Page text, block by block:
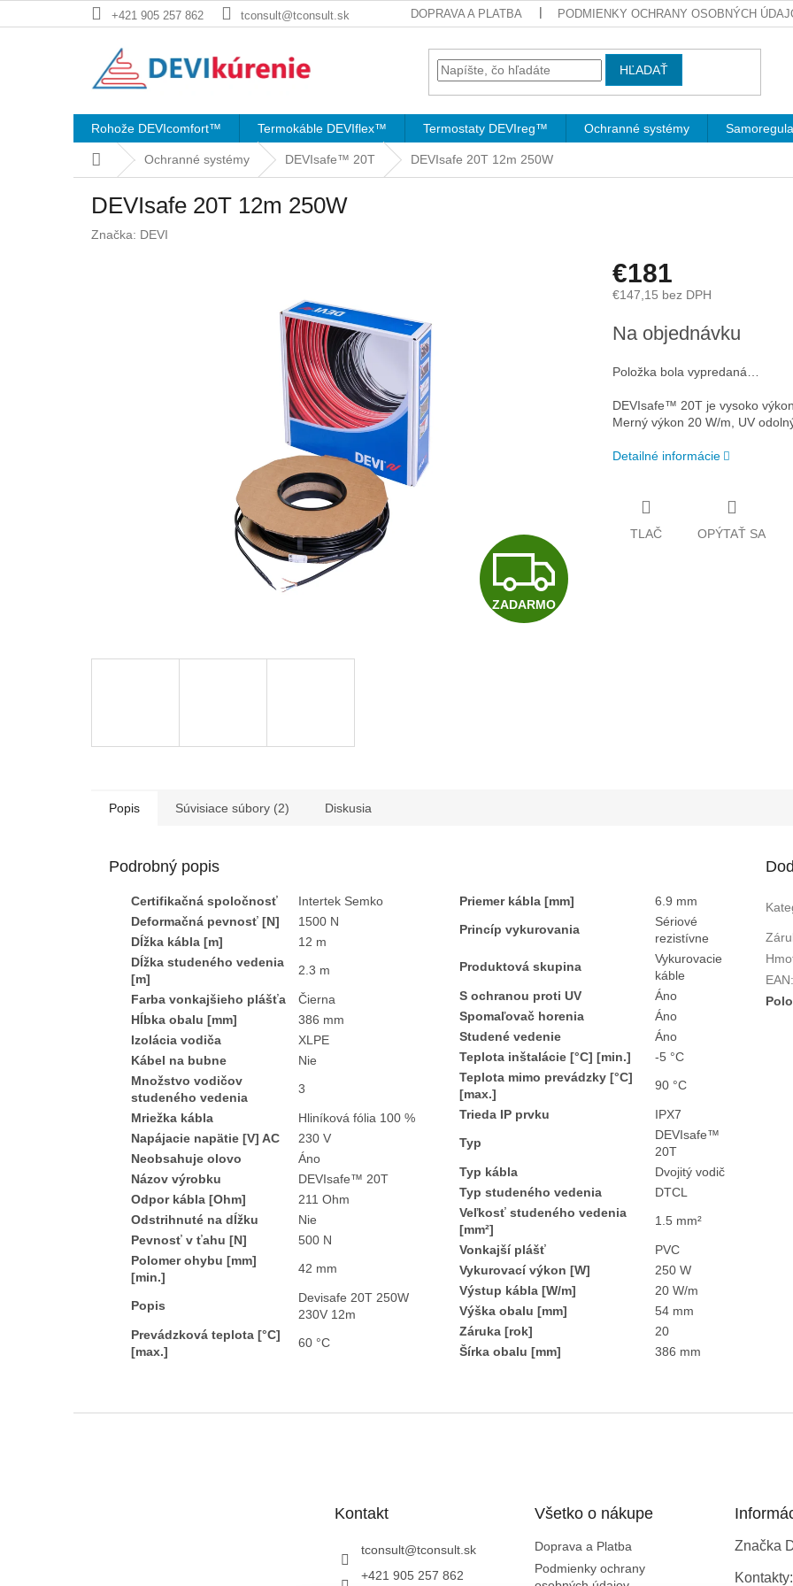
na
+421 905 257 862 tconsult@tconsult.sk DOPRAVA A PLATBA PODMIENKY OCHRANY OSOBNÝCH
HĽADAŤ
Rohože DEVIcomfort™ Termokáble DEVIflex™ Termostaty DEVIreg™ Ochranné systémy
DomovOchranné systémy DEVIsafe™ 20T DEVIsafe 20T 12m 250W
DEVIsafe 20T 12m 250W
Značka: DEVI
Z
A
M
O
ZADARMO
€181
€147,15 bez DPH
cena:
Na objednávku
Položka bola vypredaná…
DEVIsafe™ 20T je vysoko
Merný výkon 20 W/m, UV
Detailné informácie
TLAČ OPÝTAŤ SA
Popis Súvisiace súbory (2) Diskusia
Podrobný popis
Certifikačná spoločnosť
Intertek Semko
Deformačná pevnosť [N]
1500 N
Dĺžka kábla [m]
12 m
Dĺžka studeného vedenia
[m]
2.3 m
Farba vonkajšieho plášťa
Čierna
Hĺbka obalu [mm]
386 mm
Izolácia vodiča
XLPE
Kábel na bubne
Nie
Množstvo vodičov
studeného vedenia
3
Mriežka kábla
Hliníková fólia 100 %
Napájacie napätie [V] AC
230 V
Neobsahuje olovo
Áno
Názov výrobku
DEVIsafe™ 20T
Odpor kábla [Ohm]
211 Ohm
Odstrihnuté na dĺžku
Nie
Pevnosť v ťahu [N]
500 N
Polomer ohybu [mm]
[min.]
42 mm
Popis
Devisafe 20T 250W
230V 12m
Prevádzková teplota [°C]
[max.]
60 °C
Priemer kábla [mm]
6.9 mm
Princíp vykurovania
Sériové
rezistívne
Produktová skupina
Vykurovacie
káble
S ochranou proti UV
Áno
Spomaľovač horenia
Áno
Studené vedenie
Áno
Teplota inštalácie [°C] [min.]
-5 °C
Teplota mimo prevádzky [°C]
[max.]
90 °C
Trieda IP prvku
IPX7
Typ
DEVIsafe™
20T
Typ kábla
Dvojitý vodič
Typ studeného vedenia
DTCL
Veľkosť studeného vedenia
[mm²]
1.5 mm²
Vonkajší plášť
PVC
Vykurovací výkon [W]
250 W
Výstup kábla [W/m]
20 W/m
Výška obalu [mm]
54 mm
Záruka [rok]
20
Šírka obalu [mm]
386 mm
EAN:
Kontakt
tconsult@tconsult.sk
+421 905 257 862
Všetko o nákupe
Doprava a Platba
Podmienky ochrany
Značka
Kontakty: